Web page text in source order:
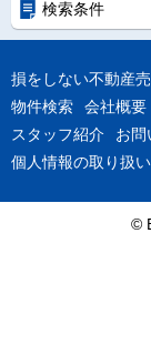
検索条件
損をしない不動産
物件検索
会社概要
スタッフ紹介
お問
個人情報の取り扱い
©